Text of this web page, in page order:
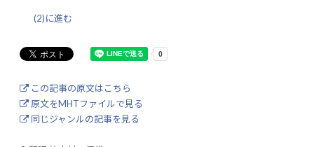
(2)に進む
この記事の原文はこちら
原文をMHTファイルで見る
同じジャンルの記事を見る